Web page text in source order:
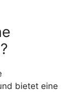
bietet eine